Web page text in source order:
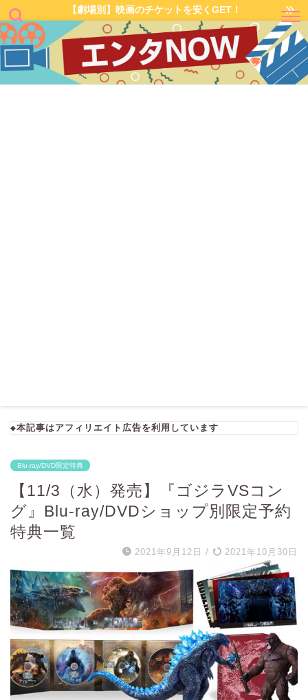
【劇場別】映画のチケットを安くGET！
◆本記事はアフィリエイト広告を利用しています
Blu-ray/DVD限定特典
【11/3（水）発売】『ゴジラVSコン
グ』Blu-ray/DVDショップ別限定予約
特典一覧
2021年9月12日 / 2021年10月30日